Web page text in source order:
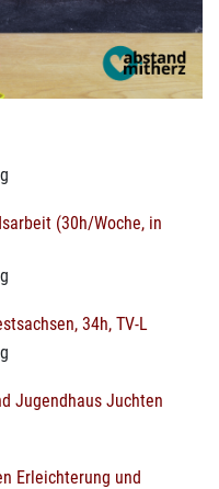
(30h/Woche, in
34h, TV-L
Jugendhaus Juchten
Erleichterung und